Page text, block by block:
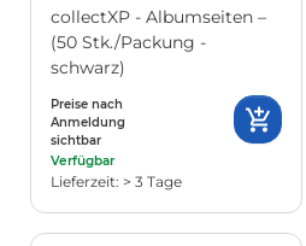
collectXP - Albumseiten –
(50 Stk./Packung -
schwarz)
Preise nach
Anmeldung
sichtbar
Verfügbar
Lieferzeit: > 3 Tage